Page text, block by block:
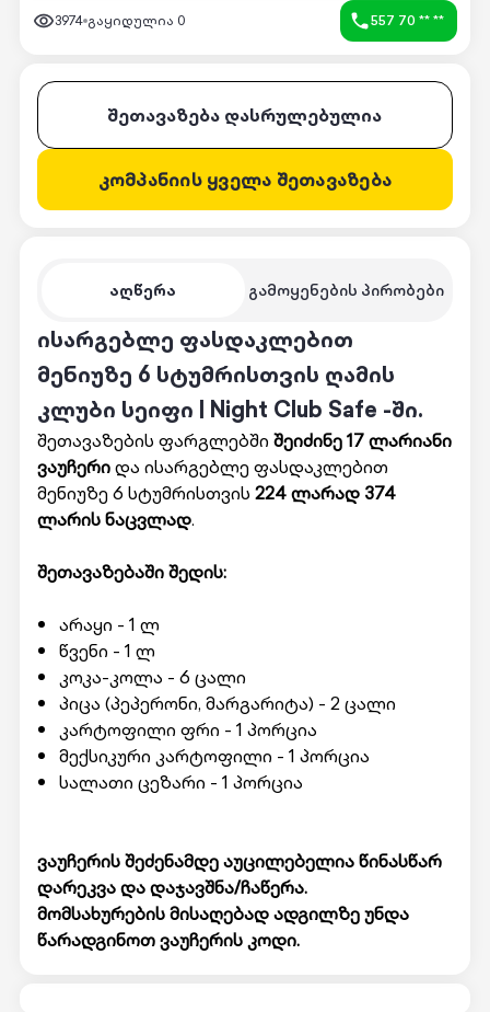
3974 გაყიდულია 0 557 70 ** **
აღწერა გამოყენების პირობები
ისარგებლე ფასდაკლებით
მენიუზე 6 სტუმრისთვის ღამის
კლუბი სეიფი | Night Club Safe -ში.
შეთავაზების ფარგლებში შეიძინე 17 ლარიანი
ვაუჩერიდა ისარგებლე ფასდაკლებით
მენიუზე 6 სტუმრისთვის 224 ლარად 374
ლარის ნაცვლად.
შეთავაზებაში შედის:
არაყი - 1 ლ
წვენი - 1 ლ
კოკა-კოლა - 6 ცალი
პიცა (პეპერონი, მარგარიტა) - 2 ცალი
კარტოფილი ფრი - 1 პორცია
მექსიკური კარტოფილი - 1 პორცია
სალათი ცეზარი - 1 პორცია
ვაუჩერის შეძენამდე აუცილებელია წინასწარ
დარეკვა და დაჯავშნა/ჩაწერა.
მომსახურების მისაღებად ადგილზე უნდა
წარადგინოთ ვაუჩერის კოდი.
შეთავაზება დასრულებულია
კომპანიის ყველა შეთავაზება